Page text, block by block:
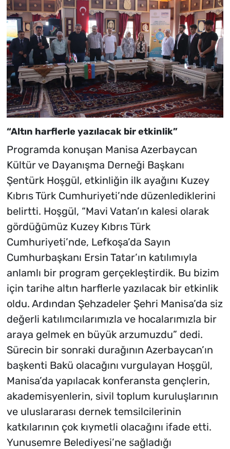
“Altın harflerle yazılacak bir etkinlik”
Programda konuşan Manisa Azerbaycan
Kültür ve Dayanışma Derneği Başkanı
Şentürk Hoşgül, etkinliğin ilk ayağını Kuzey
Kıbrıs Türk Cumhuriyeti’nde düzenlediklerini
belirtti. Hoşgül, “Mavi Vatan’ın kalesi olarak
gördüğümüz Kuzey Kıbrıs Türk
Cumhuriyeti’nde, Lefkoşa’da Sayın
Cumhurbaşkanı Ersin Tatar’ın katılımıyla
anlamlı bir program gerçekleştirdik. Bu bizim
için tarihe altın harflerle yazılacak bir etkinlik
oldu. Ardından Şehzadeler Şehri Manisa’da siz
değerli katılımcılarımızla ve hocalarımızla bir
araya gelmek en büyük arzumuzdu” dedi.
Sürecin bir sonraki durağının Azerbaycan’ın
başkenti Bakü olacağını vurgulayan Hoşgül,
Manisa’da yapılacak konferansta gençlerin,
akademisyenlerin, sivil toplum kuruluşlarının
ve uluslararası dernek temsilcilerinin
katkılarının çok kıymetli olacağını ifade etti.
Yunusemre Belediyesi’ne sağladığı